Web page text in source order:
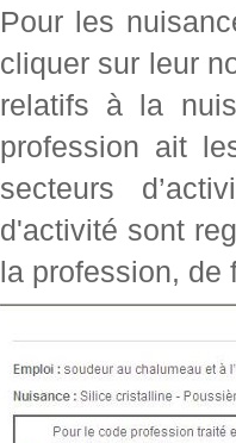
Pour les
cliquer sur leur
relatifs à la
profession ait
secteurs
d'activité sont
la profession, de